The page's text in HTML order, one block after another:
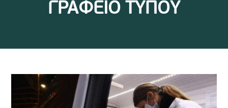
ΓΡΑΦΕΙΟ ΤΥΠΟΥ